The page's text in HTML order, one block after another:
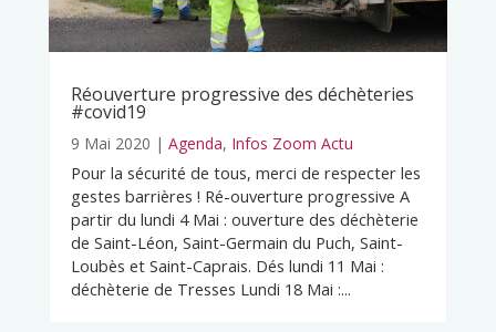
Réouverture progressive des déchèteries
#covid19
9 Mai 2020 | Agenda, Infos Zoom Actu
Pour la sécurité de tous, merci de respecter les
gestes barrières ! Ré-ouverture progressive A
partir du lundi 4 Mai : ouverture des déchèterie
de Saint-Léon, Saint-Germain du Puch, Saint-
Loubès et Saint-Caprais. Dés lundi 11 Mai :
déchèterie de Tresses Lundi 18 Mai :...